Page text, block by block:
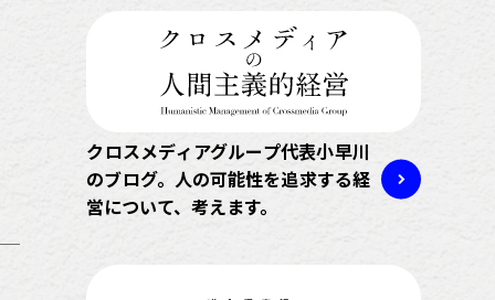
クロスメディアグループ代表小早川
のブログ。人の可能性を追求する経
営について、考えます。